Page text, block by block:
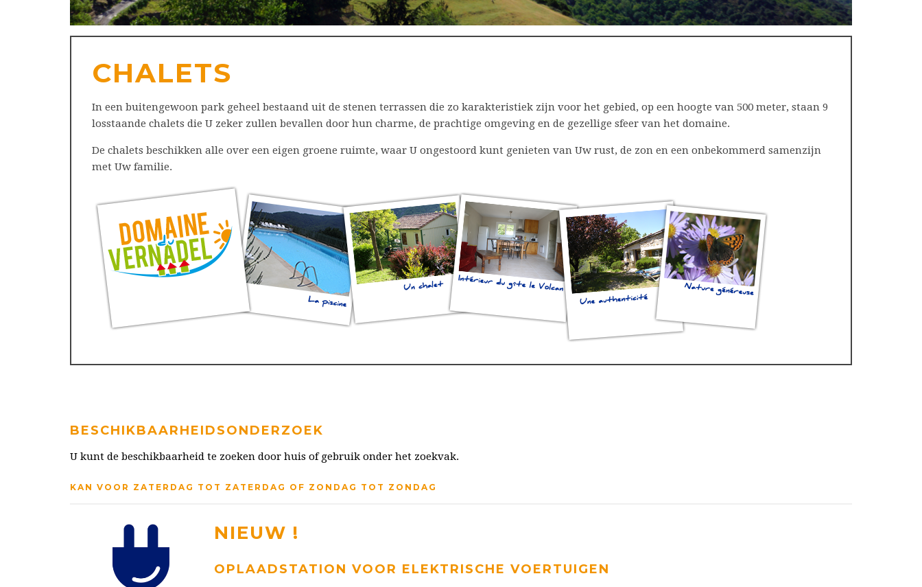
CHALETS
In een buitengewoon park geheel bestaand uit de stenen terrassen die zo karakteristiek zijn voor het gebied, op een hoogte van 500 meter, staan 9
losstaande chalets die U zeker zullen bevallen door hun charme, de prachtige omgeving en de gezellige sfeer van het domaine.
De chalets beschikken alle over een eigen groene ruimte, waar U ongestoord kunt genieten van Uw rust, de zon en een onbekommerd samenzijn
met Uw familie.
BESCHIKBAARHEIDSONDERZOEK
U kunt de beschikbaarheid te zoeken door huis of gebruik onder het zoekvak.
KAN VOOR ZATERDAG TOT ZATERDAG OF ZONDAG TOT ZONDAG
NIEUW !
OPLAADSTATION VOOR ELEKTRISCHE VOERTUIGEN